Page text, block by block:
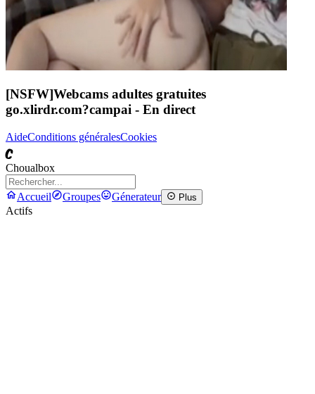
[NSFW]Webcams adultes gratuites
go.xlirdr.com?campai - En direct
AideConditions généralesCookies
C
Choualbox
Accueil Groupes Génerateur Plus
Actifs